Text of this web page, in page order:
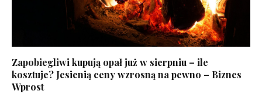
Zapobiegliwi kupują opał już w sierpniu – ile
kosztuje? Jesienią ceny wzrosną na pewno – Biznes
Wprost